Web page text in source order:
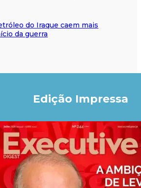
do Iraque caem mais
da guerra
Edição Impressa